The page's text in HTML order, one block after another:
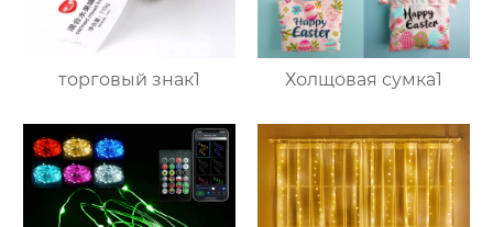
торговый знак1 Холщовая сумка1